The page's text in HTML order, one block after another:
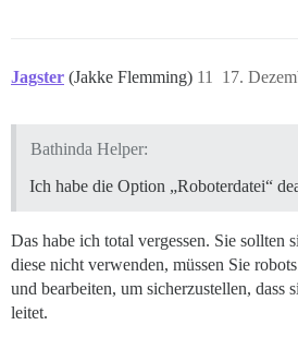
Jagster (Jakke Flemming) 17.
11
Bathinda Helper:
Ich habe die Option „Roboterdatei“
Das habe ich total vergessen. Sie sollten
diese nicht verwenden, müssen Sie
und bearbeiten, um sicherzustellen, dass
leitet.